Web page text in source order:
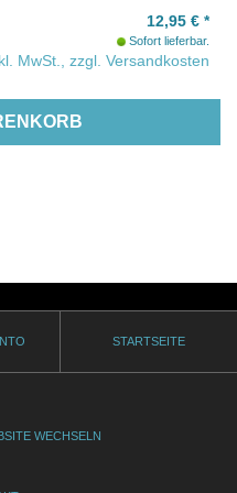
12,95 € *
Sofort lieferbar.
MwSt., zzgl. Versandkosten
STARTSEITE
WECHSELN